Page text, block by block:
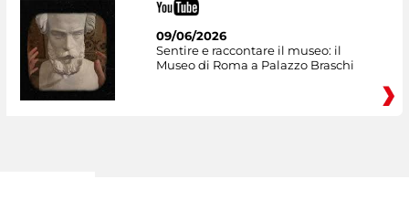
09/06/2026
Sentire e raccontare il museo: il
Museo di Roma a Palazzo Braschi